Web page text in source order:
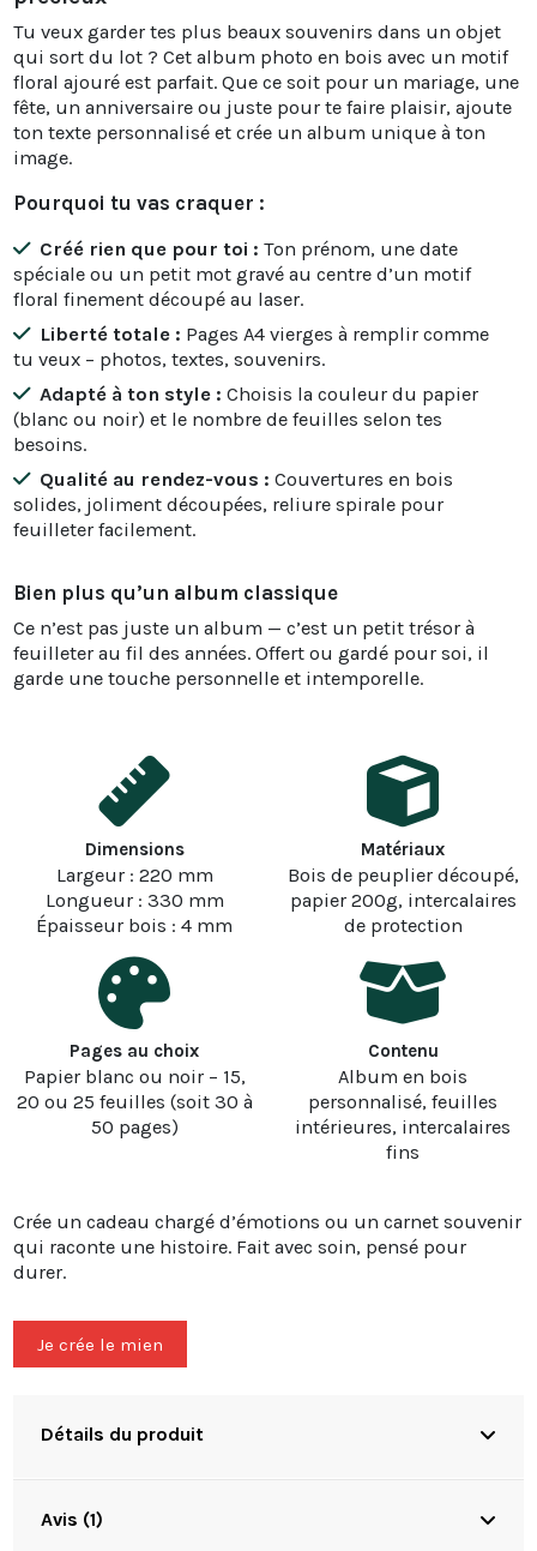
Tu veux garder tes plus beaux souvenirs dans un objet
qui sort du lot ? Cet album photo en bois avec un motif
floral ajouré est parfait. Que ce soit pour un mariage, une
fête, un anniversaire ou juste pour te faire plaisir, ajoute
ton texte personnalisé et crée un album unique à ton
image.
Pourquoi tu vas craquer :
Créé rien que pour toi : Ton prénom, une date
spéciale ou un petit mot gravé au centre d’un motif
floral finement découpé au laser.
Liberté totale : Pages A4 vierges à remplir comme
tu veux – photos, textes, souvenirs.
Adapté à ton style : Choisis la couleur du papier
(blanc ou noir) et le nombre de feuilles selon tes
besoins.
Qualité au rendez-vous : Couvertures en bois
solides, joliment découpées, reliure spirale pour
feuilleter facilement.
Bien plus qu’un album classique
Ce n’est pas juste un album — c’est un petit trésor à
feuilleter au fil des années. Offert ou gardé pour soi, il
garde une touche personnelle et intemporelle.
Dimensions
Largeur : 220 mm
Longueur : 330 mm
Épaisseur bois : 4 mm
Matériaux
Bois de peuplier découpé,
papier 200g, intercalaires
de protection
Pages au choix
Papier blanc ou noir – 15,
20 ou 25 feuilles (soit 30 à
50 pages)
Contenu
Album en bois
personnalisé, feuilles
intérieures, intercalaires
fins
Crée un cadeau chargé d’émotions ou un carnet souvenir
qui raconte une histoire. Fait avec soin, pensé pour
durer.
Je crée le mien
Détails du produit
Avis (1)